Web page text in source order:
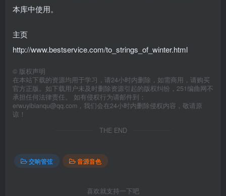
本库中使用。
主页
http://www.bestservice.com/to_strings_of_winter.html
© 版权声明
在本站下载的资源均用于学习，请24小时内删除，如需商用，请购买
官方正版。如下载用户未及时删除资源引起的版权纠纷，251编曲网不
承担任何法律责任。 如有侵权行为请邮件到：
erwuyibianqu@qq.com，我们会在24小时内删除侵权内容，敬请原
谅！
THE END
交响管弦 音源音色
喜欢就支持一下吧